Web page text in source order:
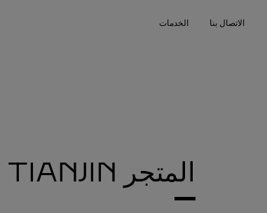
الاتصال بنا الخدمات
المتجر CARTIER TIANJIN